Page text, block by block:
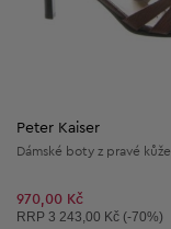
Peter Kaiser
Dámské boty z pravé kůže
970,00 Kč
Doporučená cena:
RRP 3 243,00 Kč (-70%)